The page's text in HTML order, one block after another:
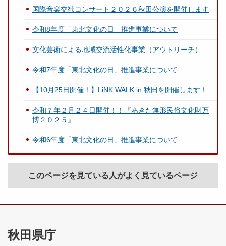
国際音楽交歓コンサート２０２６秋田公演を開催します
令和8年度「東北文化の日」推進事業について
文化芸術による地域交流活性化事業（アウトリーチ）
令和7年度「東北文化の日」推進事業について
【10月25日開催！】LiNK WALK in 秋田を開催します！
令和７年２月２４日開催！！『あきた無形民俗文化財万
博２０２５』
令和6年度「東北文化の日」推進事業について
このページを見ている人がよく見ているページ
秋田県庁